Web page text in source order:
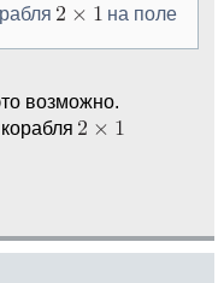
на поле
возможно.